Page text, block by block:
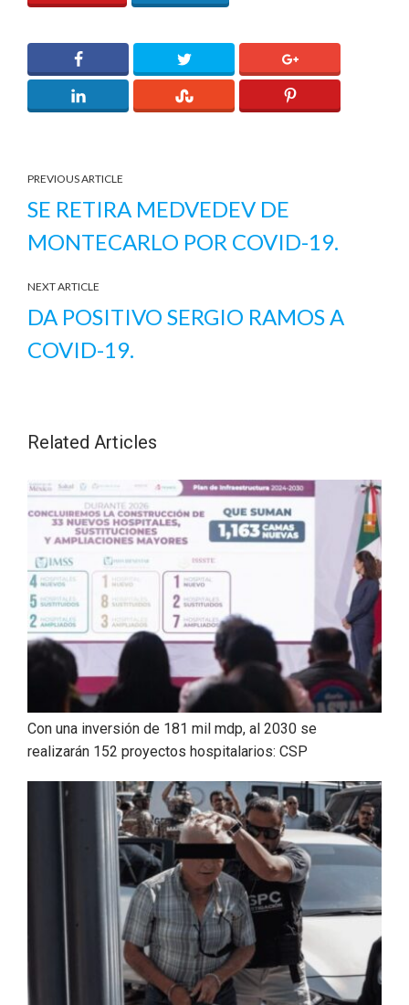
PREVIOUS ARTICLE
SE RETIRA MEDVEDEV DE
MONTECARLO POR COVID-19.
NEXT ARTICLE
DA POSITIVO SERGIO RAMOS A
COVID-19.
Related Articles
Con una inversión de 181 mil mdp, al 2030 se
realizarán 152 proyectos hospitalarios: CSP